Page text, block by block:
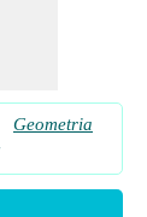
Geometria